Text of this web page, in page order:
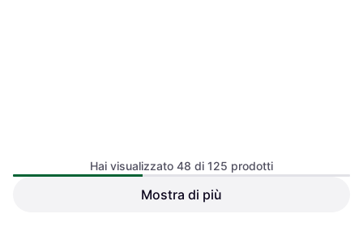
VEVOR Tettoia Sostitutiva
OutSunny Tettoia 3 x 6 m
Riparo Robusto Altezza
Regolabile (Superficie edificio
Parcheggio coperto
Hai visualizzato 48 di 125 prodotti
Mostra di più